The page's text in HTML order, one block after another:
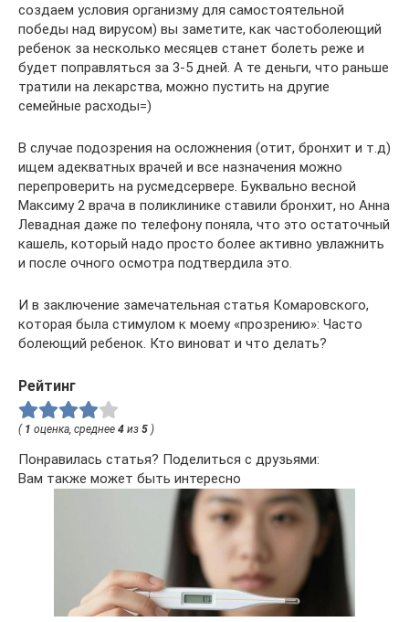
создаем условия организму для самостоятельной
победы над вирусом) вы заметите, как частоболеющий
ребенок за несколько месяцев станет болеть реже и
будет поправляться за 3-5 дней. А те деньги, что раньше
тратили на лекарства, можно пустить на другие
семейные расходы=)
В случае подозрения на осложнения (отит, бронхит и т.д)
ищем адекватных врачей и все назначения можно
перепроверить на русмедсервере. Буквально весной
Максиму 2 врача в поликлинике ставили бронхит, но Анна
Левадная даже по телефону поняла, что это остаточный
кашель, который надо просто более активно увлажнить
и после очного осмотра подтвердила это.
И в заключение замечательная статья Комаровского,
которая была стимулом к моему «прозрению»: Часто
болеющий ребенок. Кто виноват и что делать?
Рейтинг
( 1 оценка, среднее 4 из 5 )
Понравилась статья? Поделиться с друзьями:
Вам также может быть интересно